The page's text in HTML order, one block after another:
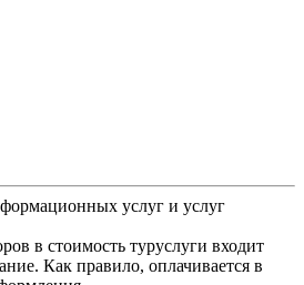
услуг и услуг
в стоимость туруслуги входит
Как правило, оплачивается в